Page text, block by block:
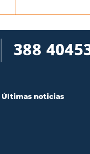
Últimas noticias